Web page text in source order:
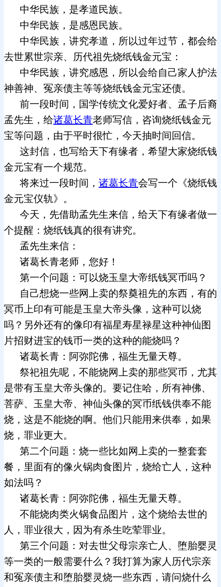
中华民族，是孝道民族。
中华民族，是感恩民族。
中华民族，讲究孝道，所以过年过节，都会给
去世累世宗亲、历代祖先烧纸钱金元宝：
中华民族，讲究感恩，所以会给自己家人护法
神善神、冤亲债主等等烧纸钱金元宝还债。
前一段时间，国学传统文化爱好者、孟子后裔
孟先生，给诸葛长青老师写信，咨询烧纸钱金元
宝等问题，由于平时很忙，今天抽时间回信。
这封信，也写给天下有缘者，希望大家烧纸钱
金元宝有一个规范。
将来过一段时间， 诸葛长青会写一个《烧纸钱
金元宝仪轨》。
今天，先借助孟先生来信，给天下有缘者做一
个提醒：烧纸钱真的很有讲究。
孟先生来信：
诸葛长青老师，您好！
第一个问题：可以烧玉皇大帝纸钱冥币吗？
自己想烧一些网上卖的祭奠祖先的东西，有的
冥币上印有可能是玉皇大帝头像，这种可以烧
吗？另外还有的像印有福星寿星禄星这种神仙图
片招财进宝的钱币一类的这种的能烧吗？
诸葛长青：阿弥陀佛，福生无量天尊。
祭祀祖先呢，不能烧网上卖的那些冥币，尤其
是带有玉皇大帝头像的。要记住哈，所有神佛、
菩萨、玉皇大帝、神仙头像的冥币纸钱供奉不能
烧，这是不能烧的啊。他们只能用来供奉，如果
烧，罪业更大。
第二个问题：烧一些比如网上卖的一整套套
餐，里面有的像火锅肉食图片，烧给亡人，这种
如法吗？
诸葛长青：阿弥陀佛，福生无量天尊。
不能烧肉类火锅食品图片，这个烧给去世的
人，罪业很大，因为有杀生吃荤罪业。
第三个问题：对去世父母宗亲亡人、堕胎婴灵
等一类的一般需要什么？我打算为家人历代宗亲
和冤亲债主和堕胎婴灵烧一些东西，请问烧什么